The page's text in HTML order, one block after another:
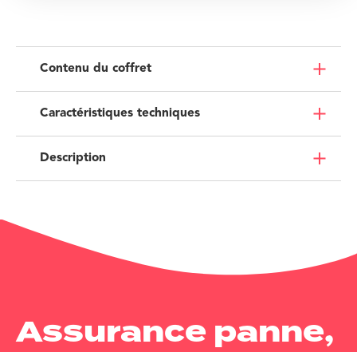
Contenu du coffret
Caractéristiques techniques
Description
Assurance panne,